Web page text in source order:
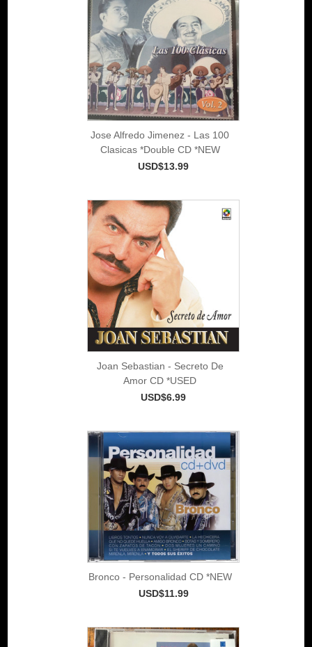
Jose Alfredo Jimenez - Las 100
Clasicas *Double CD *NEW
USD$13.99
Joan Sebastian - Secreto De
Amor CD *USED
USD$6.99
Bronco - Personalidad CD *NEW
USD$11.99